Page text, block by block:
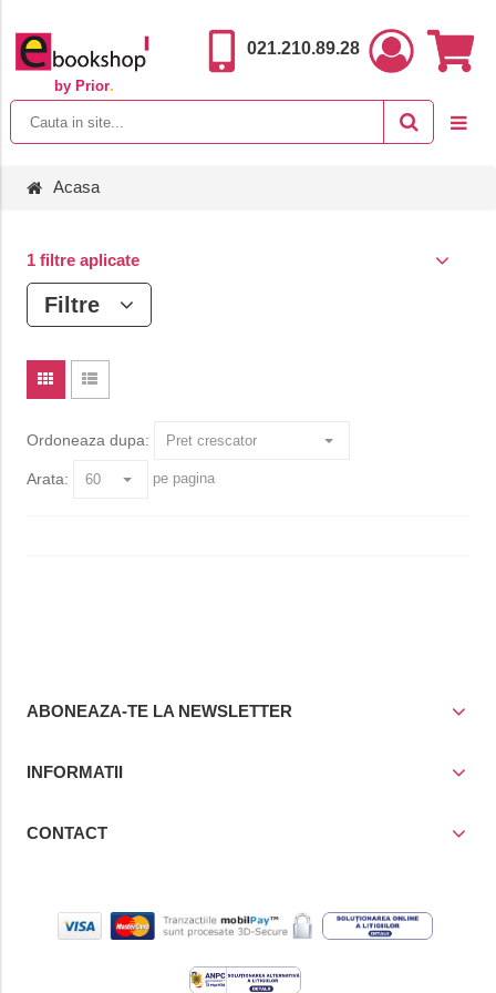
by Prior.
021.210.89.28
Acasa
1 filtre aplicate
Filtre
Ordoneaza dupa:
Arata: pe pagina
ABONEAZA-TE LA NEWSLETTER
INFORMATII
CONTACT